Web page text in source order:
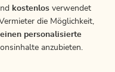
kostenlos verwendet
die Möglichkeit,
einen personalisierte
anzubieten.